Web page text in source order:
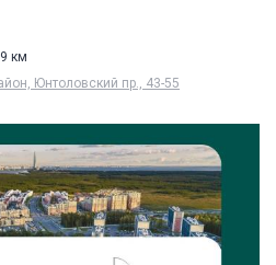
км
Юнтоловский пр., 43-55